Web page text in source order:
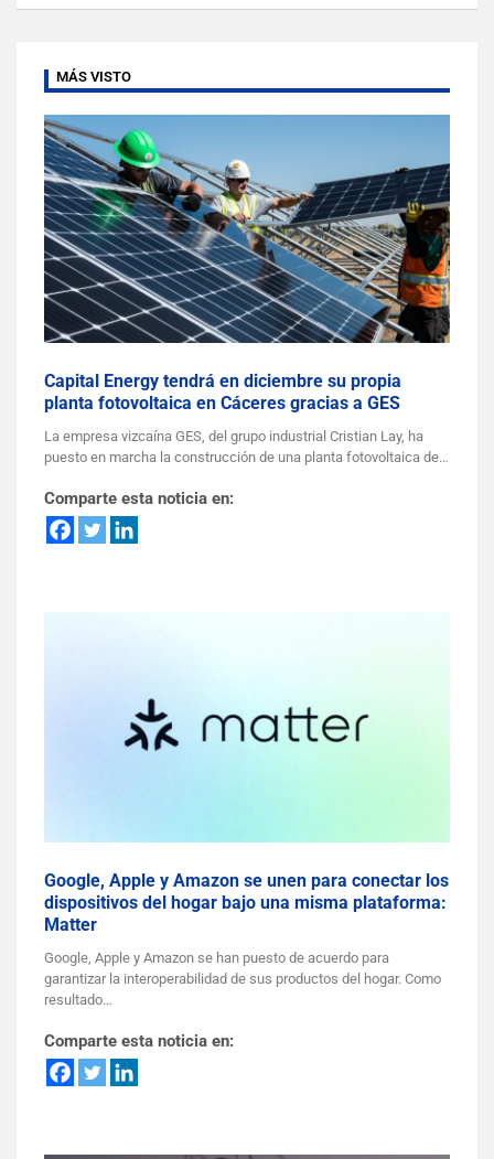
MÁS VISTO
Capital Energy tendrá en diciembre su propia
planta fotovoltaica en Cáceres gracias a GES
La empresa vizcaína GES, del grupo industrial Cristian Lay, ha
puesto en marcha la construcción de una planta fotovoltaica de…
Comparte esta noticia en:
Google, Apple y Amazon se unen para conectar los
dispositivos del hogar bajo una misma plataforma:
Matter
Google, Apple y Amazon se han puesto de acuerdo para
garantizar la interoperabilidad de sus productos del hogar. Como
resultado…
Comparte esta noticia en: